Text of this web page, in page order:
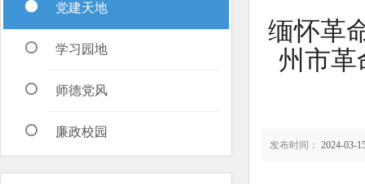
党建天地
学习园地
师德党风
廉政校园
缅怀革
州市革
发布时间： 2024-03-